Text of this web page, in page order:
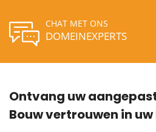
CHAT MET ONS
DOMEINEXPERTS
Ontvang uw
Bouw vertrouwen in